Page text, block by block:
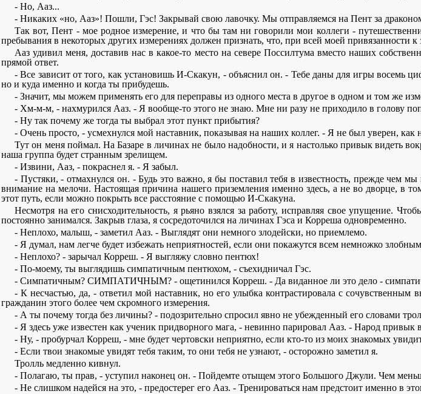
- Но, Ааз...
- Никаких «но, Ааз»! Пошли, Гэс! Закрывай свою лавочку. Мы отправляемся на Пент за
Так вот, Пент - мое родное измерение, и что бы там ни говорили мои коллеги -
пребывания в некоторых других измерениях должен признать, что, при всей моей
Ааз удивил меня, доставив нас в какое-то место на севере Поссилтума вместо наших
прямой ответ.
- Все зависит от того, как установишь И-Скакун, - объяснил он. - Тебе даны для игры восемь
но и куда именно и когда ты прибудешь.
- Значит, мы можем применять его для переправы из одного места в другое в одном и том же
- Хм-м-м, - нахмурился Ааз. - Я вообще-то этого не знаю. Мне ни разу не приходило в голову
- Ну так почему же тогда ты выбрал этот пункт прибытия?
- Очень просто, - усмехнулся мой наставник, показывая на наших коллег. - Я не был уверен,
Тут он меня поймал. На Базаре в личинах не было надобности, и я настолько привык видеть
наша группа будет странным зрелищем.
- Извини, Ааз, - покраснел я. - Я забыл.
- Пустяки, - отмахнулся он. - Будь это важно, я бы поставил тебя в известность, прежде чем
внимание на мелочи. Настоящая причина нашего приземления именно здесь, а не во дворце, в
этот путь, если можно покрыть все расстояние с помощью И-Скакуна.
Несмотря на его снисходительность, я рьяно взялся за работу, исправляя свое упущение.
постоянно занимался. Закрыв глаза, я сосредоточился на личинах Гэса и Корреша одновременно.
- Неплохо, малыш, - заметил Ааз. - Выглядят они немного злодейски, но приемлемо.
- Я думал, нам легче будет избежать неприятностей, если они покажутся всем немножко
- Неплохо? - зарычал Корреш. - Я выгляжу словно пентюх!
- По-моему, ты выглядишь симпатичным пентюхом, - съехидничал Гэс.
- Симпатичным? СИМПАТИЧНЫМ? - ощетинился Корреш. - Да виданное ли это дело -
- К несчастью, да, - ответил мой наставник, но его улыбка контрастировала с
гражданин этого более чем скромного измерения.
- А ты почему тогда без личины? - подозрительно спросил явно не убежденный его словами
- Я здесь уже известен как ученик придворного мага, - невинно парировал Ааз. - Народ привык
- Ну, - пробурчал Корреш, - мне будет чертовски неприятно, если кто-то из моих знакомых
- Если твои знакомые увидят тебя таким, то они тебя не узнают, - осторожно заметил я.
Тролль медленно кивнул.
- Полагаю, ты прав, - уступил наконец он. - Пойдемте отыщем этого Большого Джули. Чем
- Не слишком надейся на это, - предостерег его Ааз. - Тренироваться нам предстоит именно в